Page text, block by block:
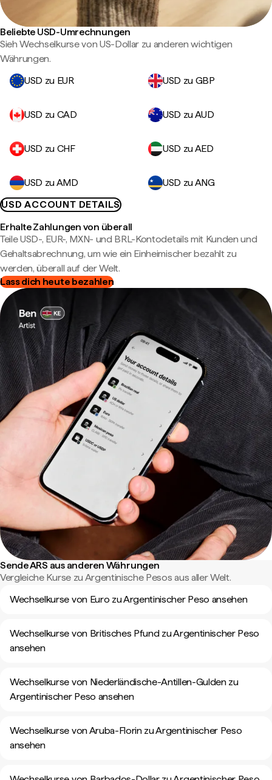
Beliebte USD-Umrechnungen
Sieh Wechselkurse von US-Dollar zu anderen wichtigen
Währungen.
USD zu EUR
USD zu GBP
USD zu CAD USD zu AUD
USD zu CHF USD zu AED
USD zu AMD
USD zu ANG
USD ACCOUNT DETAILS
Erhalte Zahlungen von überall
Teile USD-, EUR-, MXN- und BRL-Kontodetails mit Kunden und
Gehaltsabrechnung, um wie ein Einheimischer bezahlt zu
werden, überall auf der Welt.
Lass dich heute bezahlen
Sende ARS aus anderen Währungen
Vergleiche Kurse zu Argentinische Pesos aus aller Welt.
Wechselkurse von Euro zu Argentinischer Peso ansehen
Wechselkurse von Britisches Pfund zu Argentinischer Peso
ansehen
Wechselkurse von Niederländische-Antillen-Gulden zu
Argentinischer Peso ansehen
Wechselkurse von Aruba-Florin zu Argentinischer Peso
ansehen